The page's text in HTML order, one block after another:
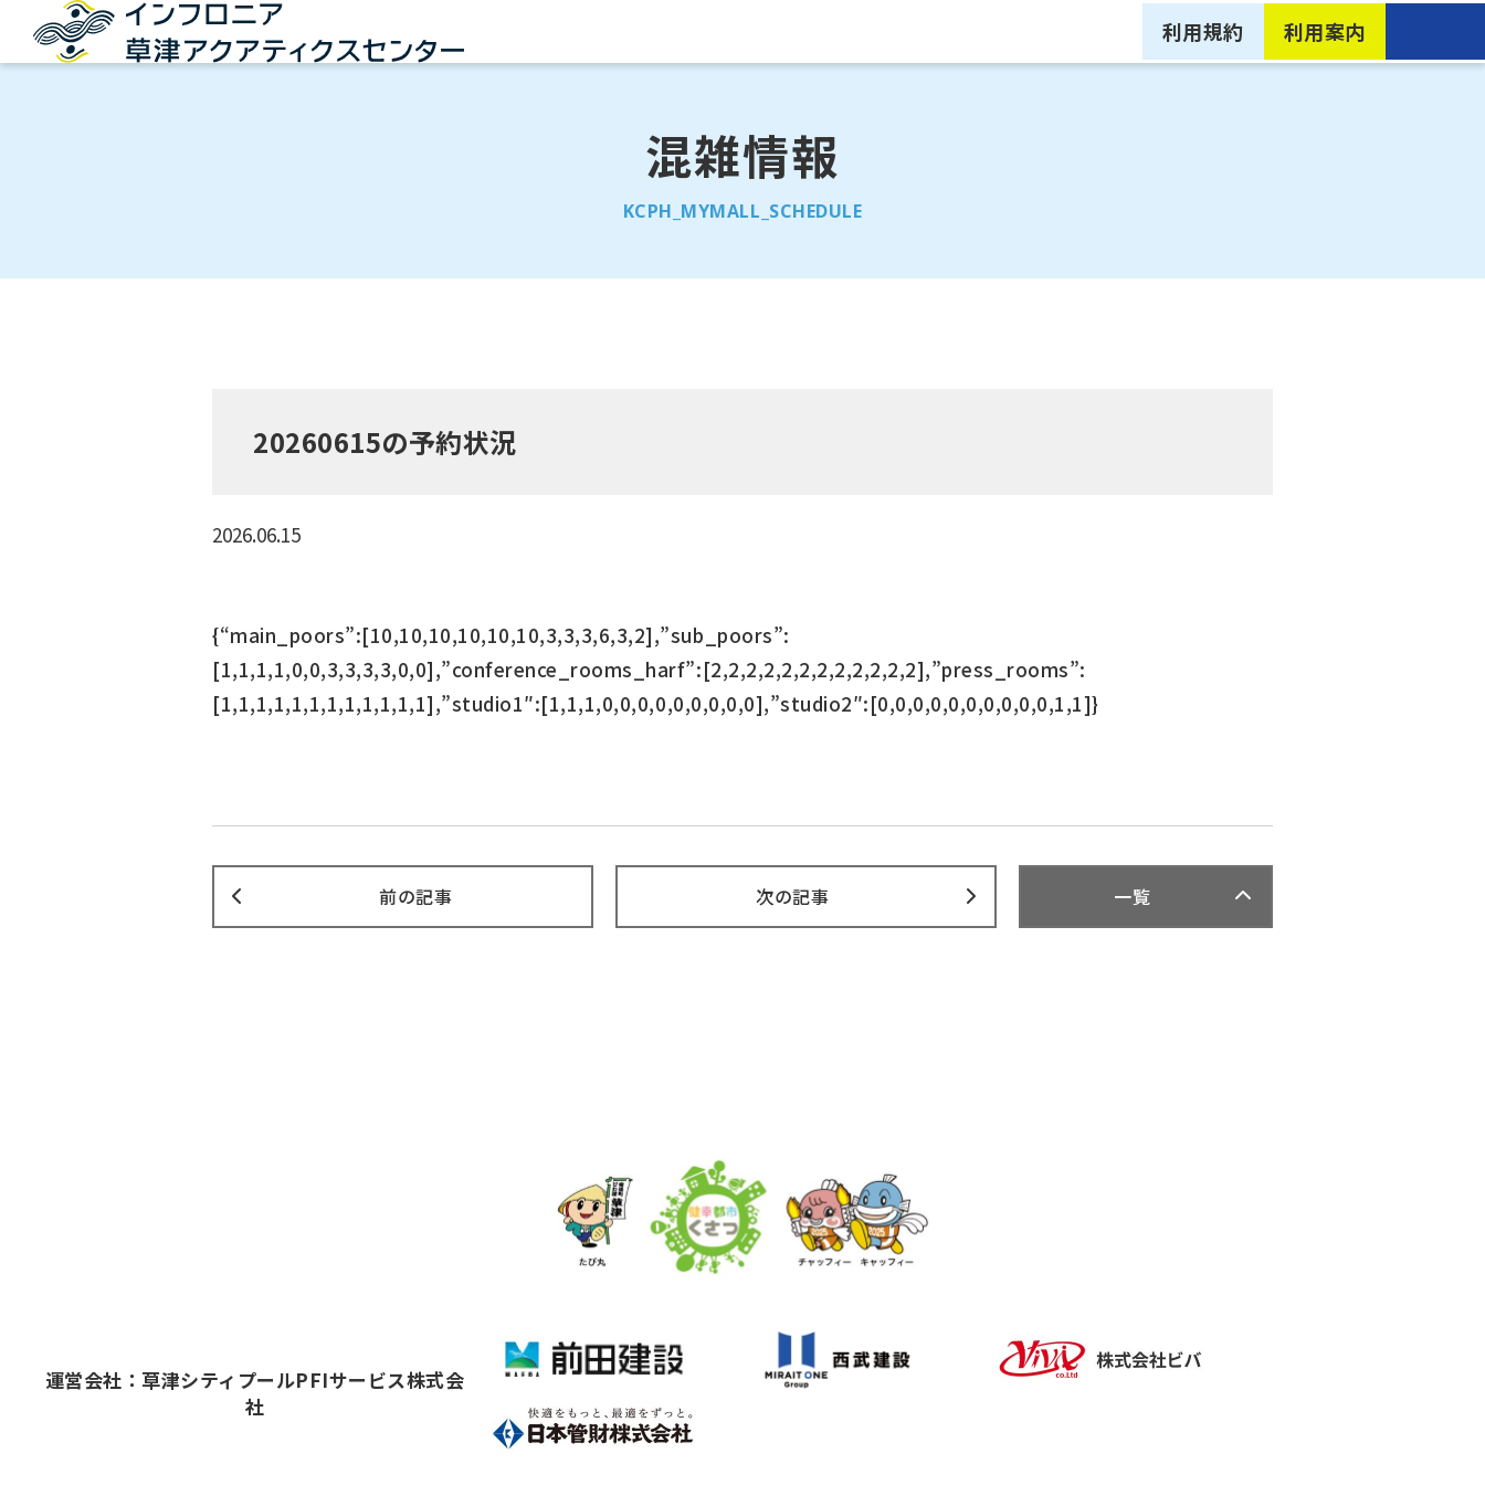
利用規約 利用案内
KCPH_MYMALL_SCHEDULE
混雑情報
20260615の予約状況
2026.06.15
{“main_poors”:[10,10,10,10,10,10,3,3,3,6,3,2],”sub_poors”:
[1,1,1,1,0,0,3,3,3,3,0,0],”conference_rooms_harf”:[2,2,2,2,2,2,2,2,2,2,2,2],”press_rooms”:
[1,1,1,1,1,1,1,1,1,1,1,1],”studio1″:[1,1,1,0,0,0,0,0,0,0,0,0],”studio2″:[0,0,0,0,0,0,0,0,0,0,1,1]}
前の記事 次の記事 一覧
運営会社：草津シティプールPFIサービス株式会
社